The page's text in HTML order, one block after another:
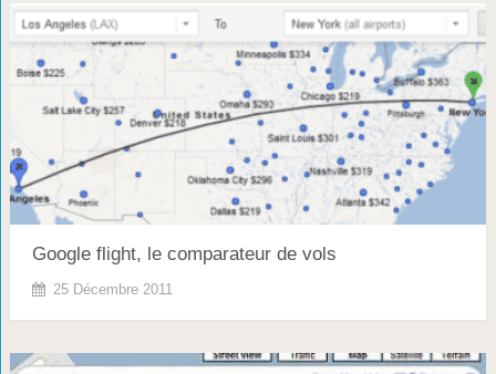
Google flight, le comparateur de vols
25 Décembre 2011